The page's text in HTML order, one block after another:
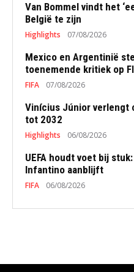
Van Bommel vindt het
België te zijn
Highlights 07/08/2026
Mexico en Argentinië
toenemende kritiek op
FIFA 07/08/2026
Vinícius Júnior verlengt
tot 2032
Highlights 06/08/2026
UEFA houdt voet bij
Infantino aanblijft
FIFA 06/08/2026